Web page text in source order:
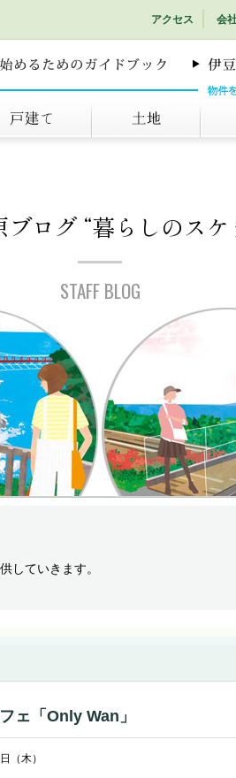
アクセス 会
ブログ “暮らしのスケ
STAFF BLOG
していきます。
ェ「Only Wan」
（木）